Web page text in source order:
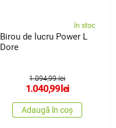
în stoc
Birou de lucru Power L
Dore
1.094,99 lei
1.040,99 lei
Adaugă în coș